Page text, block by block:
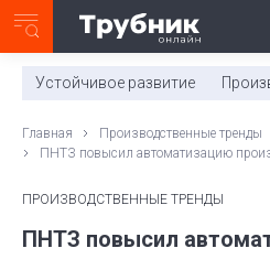
0:00/ 11:03
Устойчивое развитие
Главная
Производственные тренды
ПНТЗ повысил автоматизацию
ПРОИЗВОДСТВЕННЫЕ ТРЕНДЫ
ПНТЗ повысил